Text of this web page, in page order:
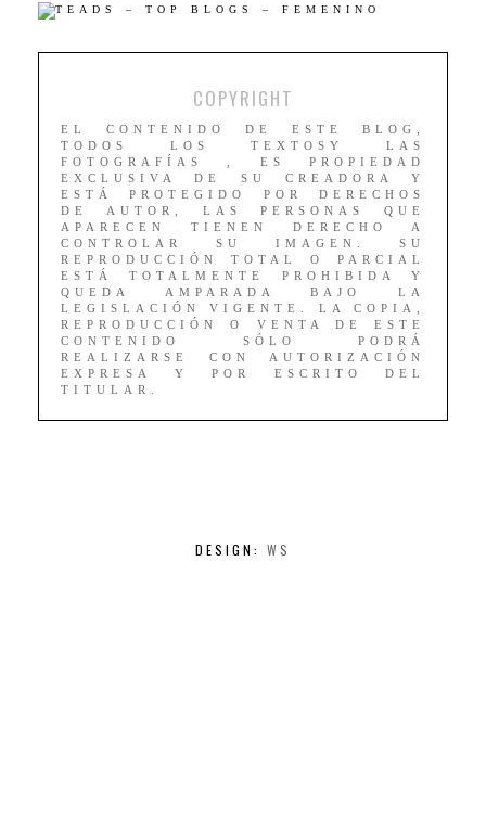
COPYRIGHT
EL CONTENIDO DE ESTE BLOG,
TODOS LOS TEXTOSY LAS
FOTOGRAFÍAS , ES PROPIEDAD
EXCLUSIVA DE SU CREADORA Y
ESTÁ PROTEGIDO POR DERECHOS
DE AUTOR, LAS PERSONAS QUE
APARECEN TIENEN DERECHO A
CONTROLAR SU IMAGEN. SU
REPRODUCCIÓN TOTAL O PARCIAL
ESTÁ TOTALMENTE PROHIBIDA Y
QUEDA AMPARADA BAJO LA
LEGISLACIÓN VIGENTE. LA COPIA,
REPRODUCCIÓN O VENTA DE ESTE
CONTENIDO SÓLO PODRÁ
REALIZARSE CON AUTORIZACIÓN
EXPRESA Y POR ESCRITO DEL
TITULAR.
DESIGN: WS